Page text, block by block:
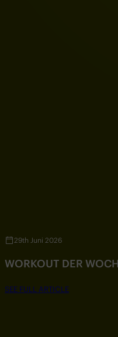
29th Juni 2026
WORKOUT DER
SEE FULL ARTICLE